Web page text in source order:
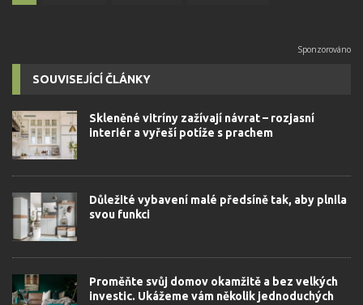
SOUVISEJÍCÍ ČLÁNKY
Skleněné vitríny zažívají návrat – rozjasní
interiér a vyřeší potíže s prachem
Důležité vybavení malé předsíně tak, aby plnila
svou funkci
Proměňte svůj domov okamžitě a bez velkých
investic. Ukážeme vám několik jednoduchých